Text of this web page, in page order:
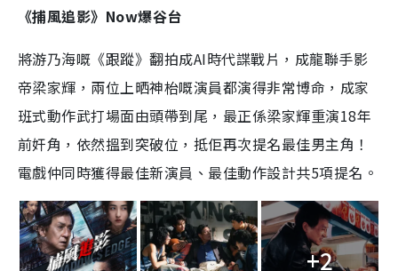
《捕風追影》Now爆谷台
將游乃海嘅《跟蹤》翻拍成AI時代諜戰片，成龍聯手影
帝梁家輝，兩位上晒神枱嘅演員都演得非常博命，成家
班式動作武打場面由頭帶到尾，最正係梁家輝重演18年
前奸角，依然搵到突破位，抵佢再次提名最佳男主角！
電戲仲同時獲得最佳新演員、最佳動作設計共5項提名。
+2